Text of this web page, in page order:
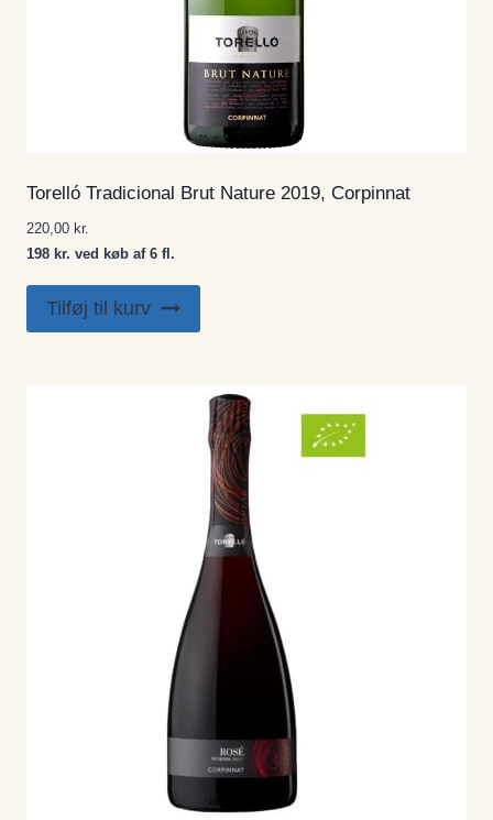
Torelló Tradicional Brut Nature 2019, Corpinnat
220,00 kr.
198 kr. ved køb af 6 fl.
Tilføj til kurv